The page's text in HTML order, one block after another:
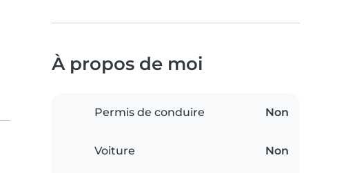
À propos de moi
Permis de conduire Non
Voiture Non